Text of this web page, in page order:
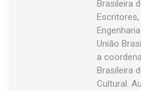
Brasileira
Escritores,
União
a
Brasileira
Cultural.